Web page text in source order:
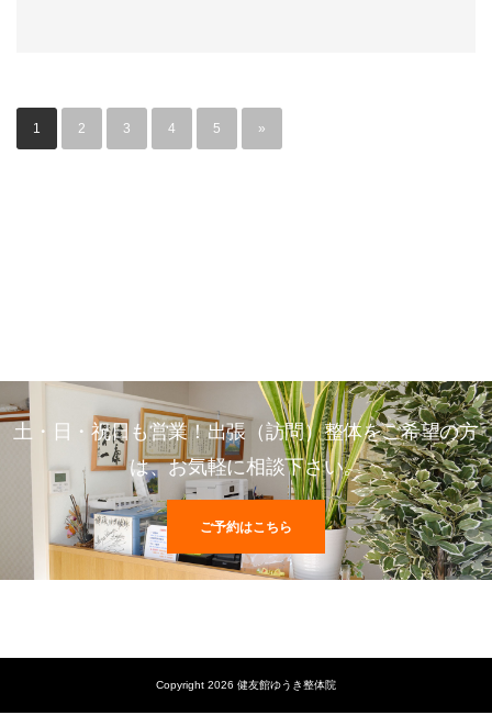
1 2 3 4 5 »
土・日・祝日も営業！出張（訪問）整体をご希望の方
は、お気軽に相談下さい。
ご予約はこちら
Copyright 2026 健友館ゆうき整体院